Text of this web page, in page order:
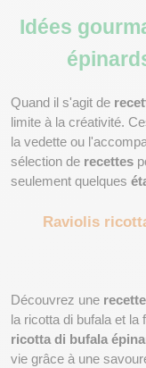
Idées
Quand il s'agit de
limite à la créativité.
la vedette ou
sélection de recettes
seulement quelques
Raviolis
Découvrez une
la ricotta di bufala et la
ricotta di bufala
vie grâce à une